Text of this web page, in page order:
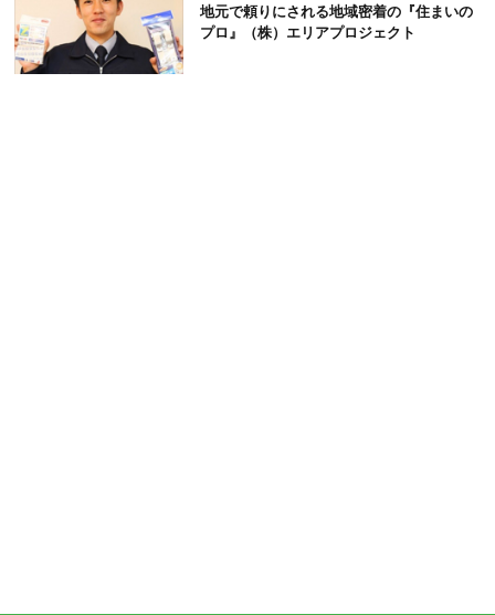
地元で頼りにされる地域密着の『住まいの
プロ』（株）エリアプロジェクト